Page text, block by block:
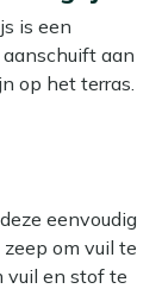
is een
aan
op het terras.
stoel die je
terwijl
je prettig
lunch buiten.
eenvoudig
om vuil te
vuil en stof te